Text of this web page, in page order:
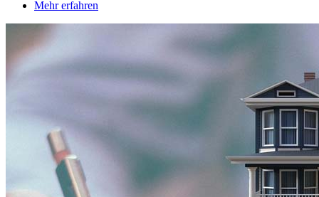
Mehr erfahren